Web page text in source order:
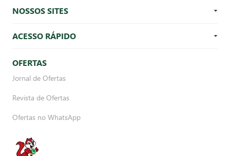
NOSSOS SITES
ACESSO RÁPIDO
OFERTAS
Jornal de Ofertas
Revista de Ofertas
Ofertas no WhatsApp